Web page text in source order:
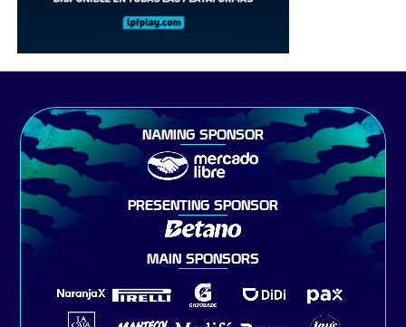
NAMING SPONSOR
PRESENTING SPONSOR
MAIN SPONSORS